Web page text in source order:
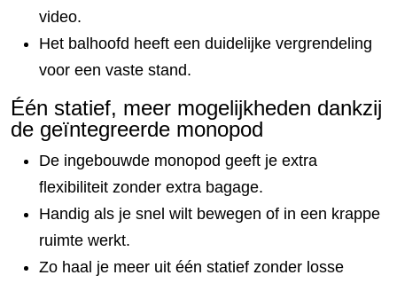
video.
Het balhoofd heeft een duidelijke vergrendeling
voor een vaste stand.
Één statief, meer mogelijkheden dankzij
de geïntegreerde monopod
De ingebouwde monopod geeft je extra
flexibiliteit zonder extra bagage.
Handig als je snel wilt bewegen of in een krappe
ruimte werkt.
Zo haal je meer uit één statief zonder losse